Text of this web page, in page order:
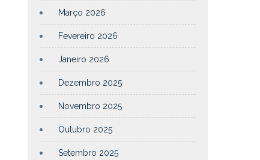
Março 2026
Fevereiro 2026
Janeiro 2026
Dezembro 2025
Novembro 2025
Outubro 2025
Setembro 2025